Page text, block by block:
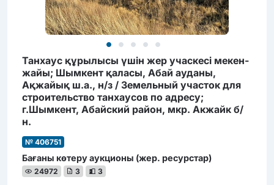
Танхаус құрылысы үшін жер учаскесі мекен-
жайы; Шымкент қаласы, Абай ауданы,
Ақжайық ш.а., н/з / Земельный участок для
строительство танхаусов по адресу;
г.Шымкент, Абайский район, мкр. Акжайк б/
н.
№ 406751
Бағаны көтеру аукционы (жер. ресурстар)
24972 3 3